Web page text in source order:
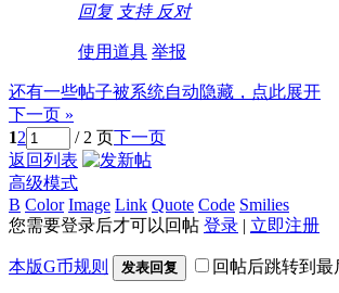
回复 支持 反对
使用道具 举报
还有一些帖子被系统自动隐藏，点此展开
下一页 »
12 / 2 页下一页
返回列表
高级模式
B Color Image Link Quote Code Smilies
您需要登录后才可以回帖 登录 | 立即注册
本版G币规则 发表回复 回帖后跳转到最